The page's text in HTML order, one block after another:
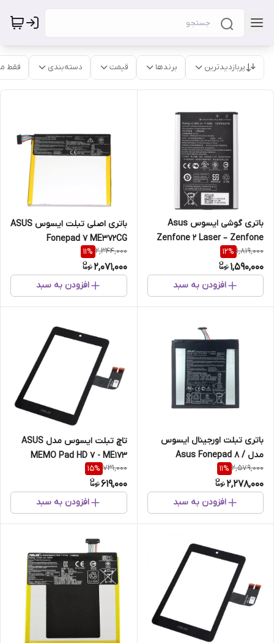
پربازدیدترین برندها قیمت دسته‌بندی فقط
باتری گوشی ایسوس Asus
Zenfone 2 Laser – Zenfone
Selfie
1,819,000
12%
1,590,000
افزودن به سبد
باتری اصلی تبلت ایسوس ASUS
Fonepad 7 ME372CG
2,344,000
11%
2,071,000
افزودن به سبد
باتری تبلت اورجینال ایسوس
مدل Asus Fonepad 8 /
FE380CG - C11P1331
2,579,000
11%
2,278,000
افزودن به سبد
تاچ تبلت ایسوس مدل ASUS
MEMO Pad HD 7 - ME173
731,000
15%
619,000
افزودن به سبد